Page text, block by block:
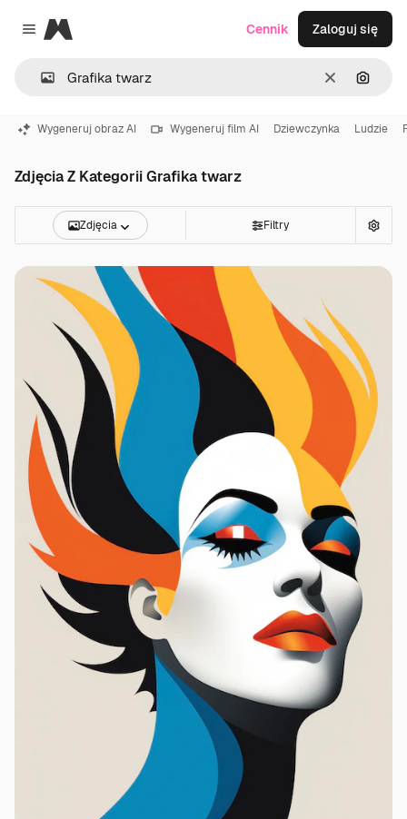
Close menu
Magnific
WyczyśćSzukaj
Cennik Zaloguj się
Wygeneruj obraz AI Wygeneruj film AI Dziewczynka Ludzie
Zdjęcia Z Kategorii Grafika twarz
Zdjęcia Filtry